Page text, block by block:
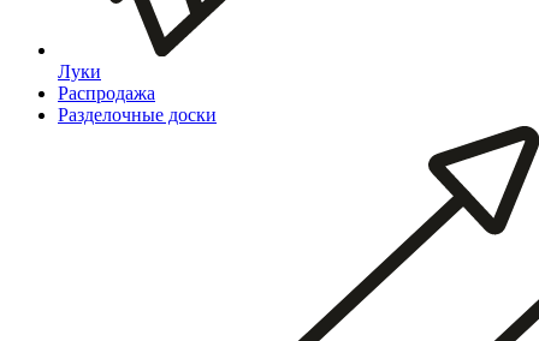
Луки
Распродажа
Разделочные доски